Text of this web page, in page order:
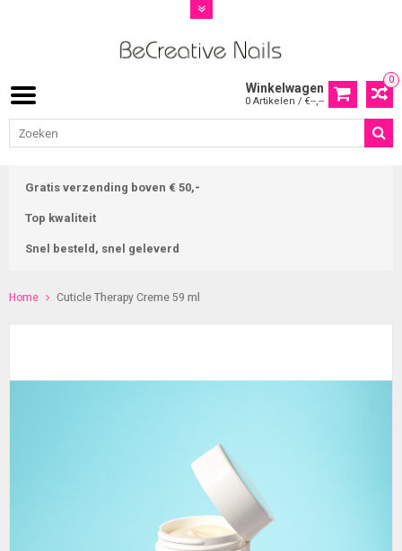
0
Winkelwagen
0 Artikelen / €--,--
Gratis verzending boven € 50,-
Top kwaliteit
Snel besteld, snel geleverd
Home Cuticle Therapy Creme 59 ml